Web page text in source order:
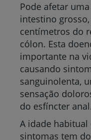
Pode afetar
intestino
centímetros do
cólon. Esta
importante na
causando
sanguinolenta,
sensação
do esfíncter
A idade
sintomas tem